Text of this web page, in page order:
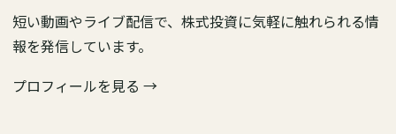
短い動画やライブ配信で、株式投資に気軽に触れられる情
報を発信しています。
プロフィールを見る →